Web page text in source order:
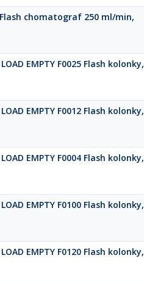
chomatograf 250 ml/min,
EMPTY F0025 Flash kolonky,
EMPTY F0012 Flash kolonky,
EMPTY F0004 Flash kolonky,
EMPTY F0100 Flash kolonky,
EMPTY F0120 Flash kolonky,